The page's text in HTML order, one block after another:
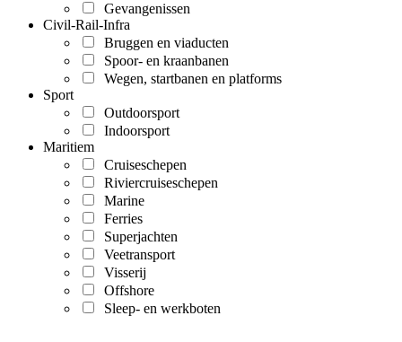
Gevangenissen
Civil-Rail-Infra
Bruggen en viaducten
Spoor- en kraanbanen
Wegen, startbanen en platforms
Sport
Outdoorsport
Indoorsport
Maritiem
Cruiseschepen
Riviercruiseschepen
Marine
Ferries
Superjachten
Veetransport
Visserij
Offshore
Sleep- en werkboten